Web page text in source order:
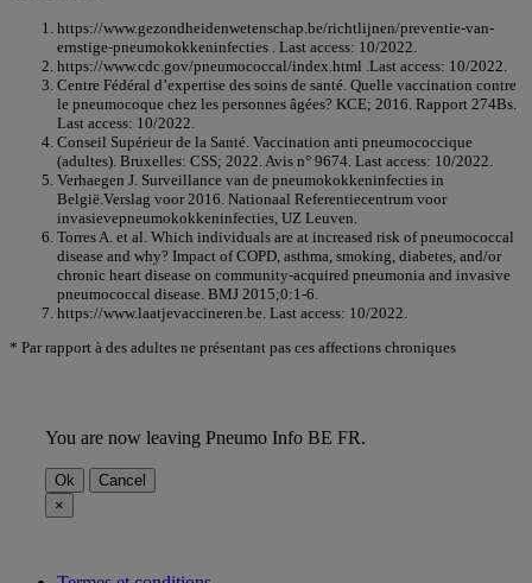
https://www.gezondheidenwetenschap.be/richtlijnen/preventie-van-
ernstige-pneumokokkeninfecties . Last access: 10/2022.
https://www.cdc.gov/pneumococcal/index.html .Last access: 10/2022.
Centre Fédéral d’expertise des soins de santé. Quelle vaccination contre
le pneumocoque chez les personnes âgées? KCE; 2016. Rapport 274Bs.
Last access: 10/2022.
Conseil Supérieur de la Santé. Vaccination anti pneumococcique
(adultes). Bruxelles: CSS; 2022. Avis n° 9674. Last access: 10/2022.
Verhaegen J. Surveillance van de pneumokokkeninfecties in
België.Verslag voor 2016. Nationaal Referentiecentrum voor
invasievepneumokokkeninfecties, UZ Leuven.
Torres A. et al. Which individuals are at increased risk of pneumococcal
disease and why? Impact of COPD, asthma, smoking, diabetes, and/or
chronic heart disease on community-acquired pneumonia and invasive
pneumococcal disease. BMJ 2015;0:1-6.
https://www.laatjevaccineren.be. Last access: 10/2022.
* Par rapport à des adultes ne présentant pas ces affections chroniques
You are now leaving Pneumo Info BE FR.
Ok
Cancel
×